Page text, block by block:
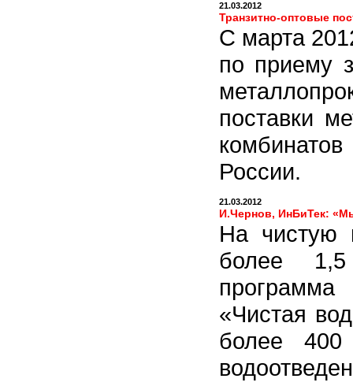
21.03.2012
Транзитно-оптовые
С марта
по приему
поставки
России.
21.03.2012
И.Чернов, ИнБиТек:
На чистую
более 1,5
«Чистая
более 400